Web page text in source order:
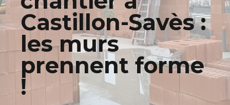
Castillon-Savès :
les murs
prennent forme
!